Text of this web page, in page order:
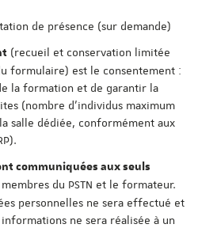
de présence (sur demande)
(recueil et conservation limitée
formulaire) est le consentement :
la formation et de garantir la
(nombre d'individus maximum
salle dédiée, conformément aux
communiquées aux seuls
du PSTN et le formateur.
personnelles ne sera effectué et
ne sera réalisée à un